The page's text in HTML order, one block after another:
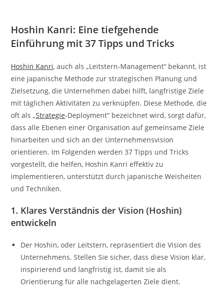
Hoshin Kanri: Eine tiefgehende
Einführung mit 37 Tipps und Tricks
Hoshin Kanri, auch als „Leitstern-Management“ bekannt, ist
eine japanische Methode zur strategischen Planung und
Zielsetzung, die Unternehmen dabei hilft, langfristige Ziele
mit täglichen Aktivitäten zu verknüpfen. Diese Methode, die
oft als „Strategie-Deployment“ bezeichnet wird, sorgt dafür,
dass alle Ebenen einer Organisation auf gemeinsame Ziele
hinarbeiten und sich an der Unternehmensvision
orientieren. Im Folgenden werden 37 Tipps und Tricks
vorgestellt, die helfen, Hoshin Kanri effektiv zu
implementieren, unterstützt durch japanische Weisheiten
und Techniken.
1. Klares Verständnis der Vision (Hoshin)
entwickeln
Der Hoshin, oder Leitstern, repräsentiert die Vision des
Unternehmens. Stellen Sie sicher, dass diese Vision klar,
inspirierend und langfristig ist, damit sie als
Orientierung für alle nachgelagerten Ziele dient.